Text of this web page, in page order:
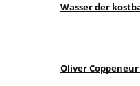
Wasser der
Oliver